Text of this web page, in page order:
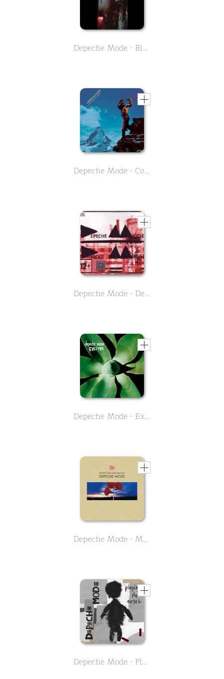
Depeche Mode - Black Celebration
Depeche Mode - Construction Time Again
Depeche Mode - Delta Machine
Depeche Mode - Exciter
Depeche Mode - Music for the Masses
Depeche Mode - Playing the Angel